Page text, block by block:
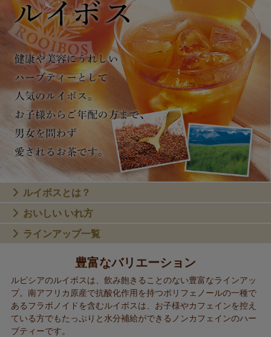
ルイボスとは？
おいしい いれ方
ラインアップ一覧
豊富なバリエーション
ルピシアのルイボスは、飲み飽きることのない豊富なラインアッ
プ。南アフリカ原産で抗酸化作用を持つポリフェノールの一種で
あるフラボノイドを含むルイボスは、お子様やカフェインを控え
ている方でもたっぷりと水分補給ができるノンカフェインのハー
ブティーです。